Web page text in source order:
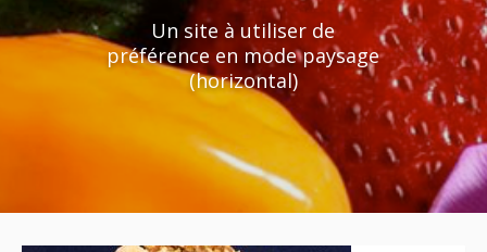
Un site à utiliser de
préférence en mode paysage
(horizontal)